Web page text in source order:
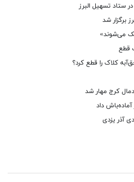
برگزار شد
می‌شوند»
قطع
کلاک را قطع کرد؟
کرج مهار شد
داد
آذر یزدی